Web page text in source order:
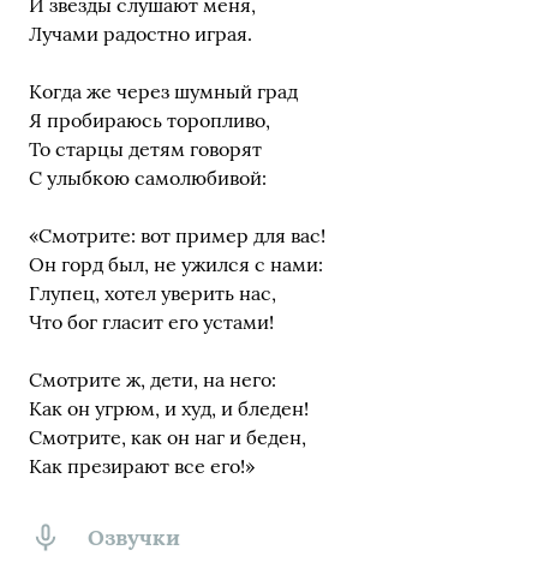
Лучами радостно играя.
Когда же через шумный град
Я пробираюсь торопливо,
То старцы детям говорят
С улыбкою самолюбивой:
«Смотрите: вот пример для вас!
Он горд был, не ужился с нами:
Глупец, хотел уверить нас,
Что бог гласит его устами!
Смотрите ж, дети, на него:
Как он угрюм, и худ, и бледен!
Смотрите, как он наг и беден,
Как презирают все его!»
Озвучки